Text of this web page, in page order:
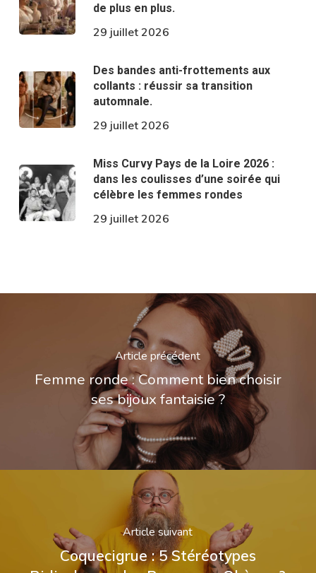
de plus en plus.
29 juillet 2026
Des bandes anti-frottements aux
collants : réussir sa transition
automnale.
29 juillet 2026
Miss Curvy Pays de la Loire 2026 :
dans les coulisses d’une soirée qui
célèbre les femmes rondes
29 juillet 2026
Article précédent
Femme ronde : Comment bien choisir
ses bijoux fantaisie ?
Article suivant
Coquecigrue : 5 Stéréotypes